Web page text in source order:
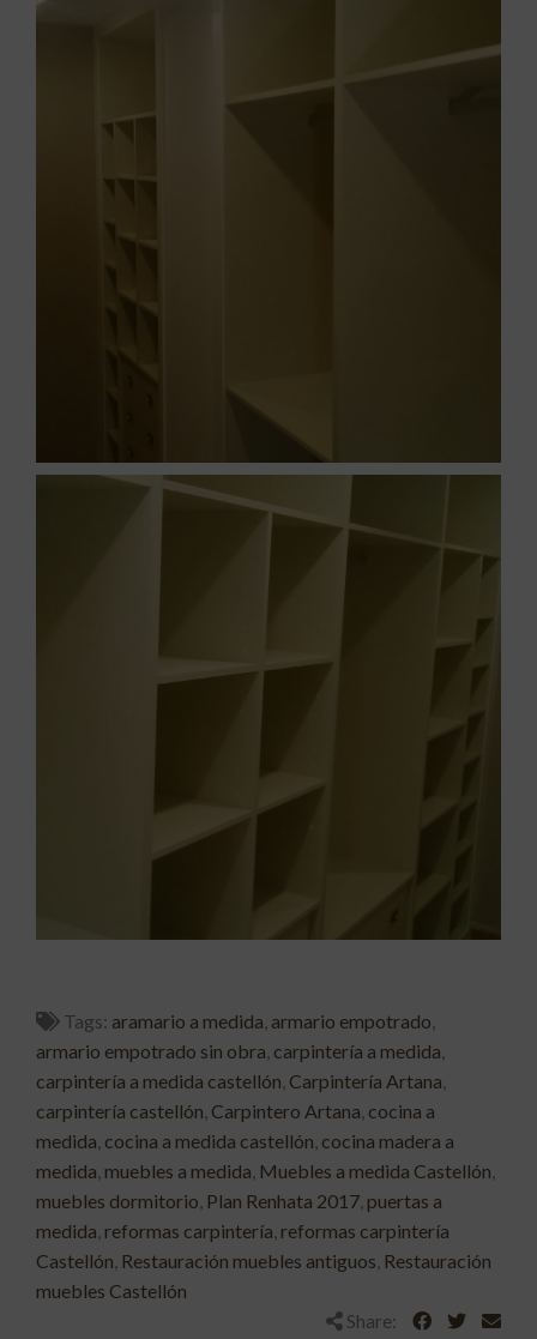
Tags: aramario a medida armario empotrado
armario empotrado sin obra carpintería a medida
carpintería a medida castellón Carpintería Artana
carpintería castellón Carpintero Artana cocina a
medida cocina a medida castellón cocina madera a
medida muebles a medida Muebles a medida Castellón
muebles dormitorio Plan Renhata 2017 puertas a
medida reformas carpintería reformas carpintería
Castellón Restauración muebles antiguos Restauración
muebles Castellón
Share: